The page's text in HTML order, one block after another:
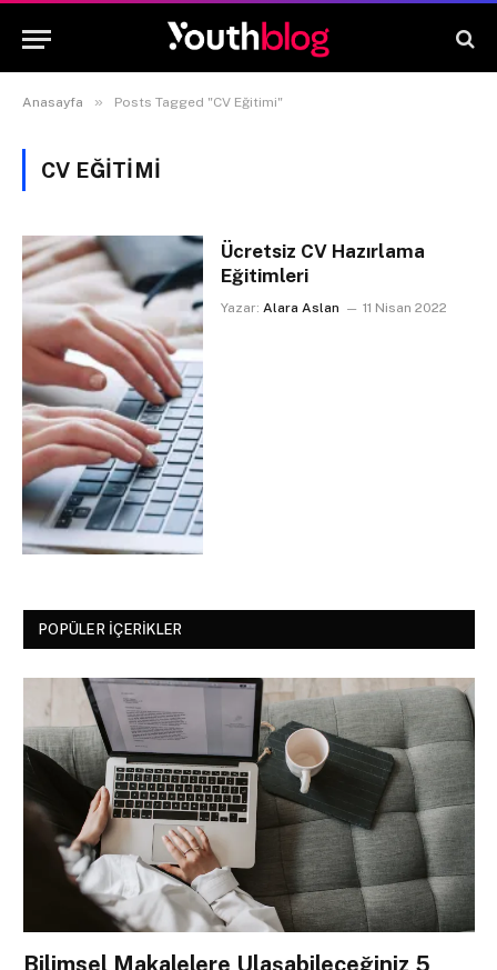
Anasayfa » Posts Tagged "CV Eğitimi"
CV EĞITIMI
Ücretsiz CV Hazırlama
Eğitimleri
Yazar: Alara Aslan 11 Nisan 2022
POPÜLER İÇERIKLER
Bilimsel Makalelere Ulaşabileceğiniz 5